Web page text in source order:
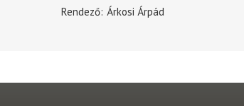
Rendező Árkosi Árpád